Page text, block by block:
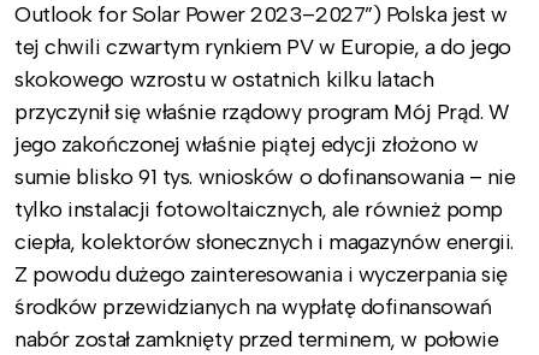
Outlook for Solar Power 2023–2027”) Polska jest w
tej chwili czwartym rynkiem PV w Europie, a do jego
skokowego wzrostu w ostatnich kilku latach
przyczynił się właśnie rządowy program Mój Prąd. W
jego zakończonej właśnie piątej edycji złożono w
sumie blisko 91 tys. wniosków o dofinansowania – nie
tylko instalacji fotowoltaicznych, ale również pomp
ciepła, kolektorów słonecznych i magazynów energii.
Z powodu dużego zainteresowania i wyczerpania się
środków przewidzianych na wypłatę dofinansowań
nabór został zamknięty przed terminem, w połowie